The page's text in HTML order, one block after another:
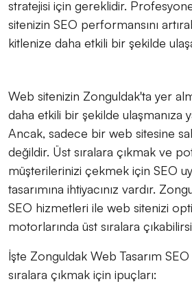
stratejisi için gereklidir.
sitenizin SEO performansını
kitlenize daha etkili bir şekilde
Web sitenizin Zonguldak'ta yer
daha etkili bir şekilde ulaşmanıza
Ancak, sadece bir web sitesine
değildir. Üst sıralara çıkmak ve
müşterilerinizi çekmek için SEO
tasarımına ihtiyacınız vardır.
SEO hizmetleri ile web sitenizi
motorlarında üst sıralara
İşte Zonguldak Web Tasarım
sıralara çıkmak için ipuçları: